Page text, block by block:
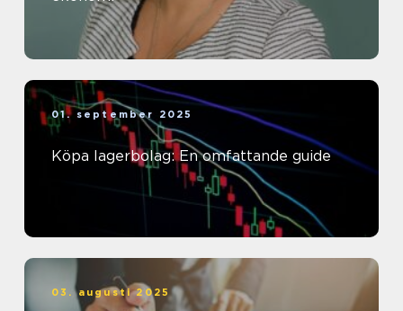
01. september 2025
Köpa lagerbolag: En omfattande guide
03. augusti 2025